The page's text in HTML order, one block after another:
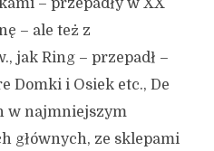
– przepadły w XX
– ale też z
jak Ring – przepadł –
Domki i Osiek etc., De
w najmniejszym
głównych, ze sklepami